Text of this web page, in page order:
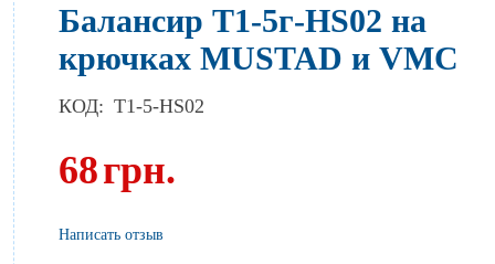
Балансир Т1-5г-НS02 на
крючках MUSTAD и VMC
КОД: T1-5-НS02
68грн.
Написать отзыв